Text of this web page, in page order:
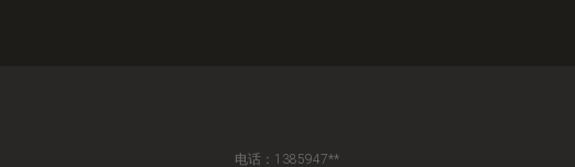
电话：1385947**